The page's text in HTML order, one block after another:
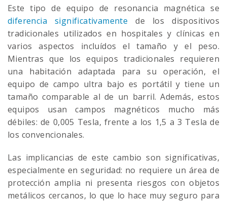
Este tipo de equipo de resonancia magnética se
diferencia significativamente de los dispositivos
tradicionales utilizados en hospitales y clínicas en
varios aspectos incluídos el tamaño y el peso.
Mientras que los equipos tradicionales requieren
una habitación adaptada para su operación, el
equipo de campo ultra bajo es portátil y tiene un
tamaño comparable al de un barril. Además, estos
equipos usan campos magnéticos mucho más
débiles: de 0,005 Tesla, frente a los 1,5 a 3 Tesla de
los convencionales.
Las implicancias de este cambio son significativas,
especialmente en seguridad: no requiere un área de
protección amplia ni presenta riesgos con objetos
metálicos cercanos, lo que lo hace muy seguro para